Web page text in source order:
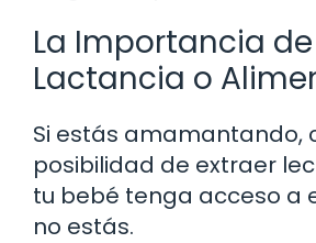
La Importancia
Lactancia o
Si estás amamantando,
posibilidad de extraer
tu bebé tenga acceso a
no estás.